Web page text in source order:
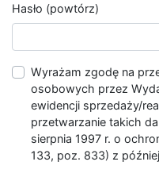
Hasło (powtórz)
Wyrażam zgodę na
osobowych przez
ewidencji sprzedaży/
przetwarzanie takich
sierpnia 1997 r. o
133, poz. 833) z